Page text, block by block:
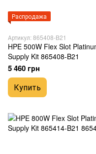
Распродажа
Артикул: 865408-B21
HPE 500W Flex Slot
Supply Kit 865408-B21
5 460 грн
Купить